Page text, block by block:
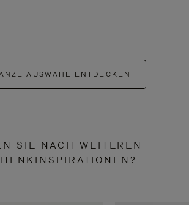
AUSWAHL ENTDECKEN
SIE NACH WEITEREN